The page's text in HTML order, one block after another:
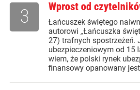
Wprost od
Łańcuszek świętego
autorowi „Łańcuszka
27) trafnych spostrzeżeń.
ubezpieczeniowym od 15
wiem, że polski rynek
finansowy opanowany
3